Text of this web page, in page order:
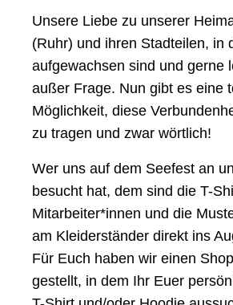
Unsere Liebe zu unserer
(Ruhr) und ihren Stadteilen, in
aufgewachsen sind und gerne
außer Frage. Nun gibt es eine
Möglichkeit, diese
zu tragen und zwar wörtlich!
Wer uns auf dem Seefest an
besucht hat, dem sind die T-
Mitarbeiter*innen und die
am Kleiderständer direkt ins
Für Euch haben wir einen
gestellt, in dem Ihr Euer